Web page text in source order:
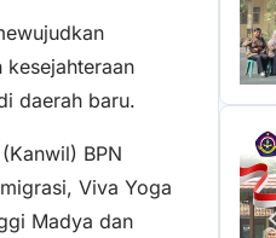
daerah baru.
BPN
Viva Yoga
Madya dan